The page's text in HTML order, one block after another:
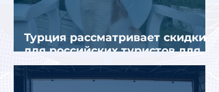
Турция рассматривает скидки
для российских туристов для
поддержки спроса